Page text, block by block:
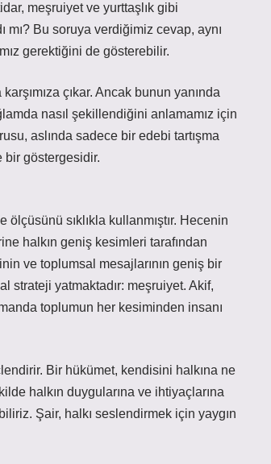
meşruiyet ve yurttaşlık gibi
Bu soruya verdiğimiz cevap, aynı
gerektiğini de gösterebilir.
çıkar. Ancak bunun yanında
nasıl şekillendiğini anlamamız için
aslında sadece bir edebi tartışma
bir göstergesidir.
sıklıkla kullanmıştır. Hecenin
halkın geniş kesimleri tarafından
ve toplumsal mesajlarının geniş bir
strateji yatmaktadır: meşruiyet. Akif,
toplumun her kesiminden insanı
Bir hükümet, kendisini halkına ne
halkın duygularına ve ihtiyaçlarına
Şair, halkı seslendirmek için yaygın